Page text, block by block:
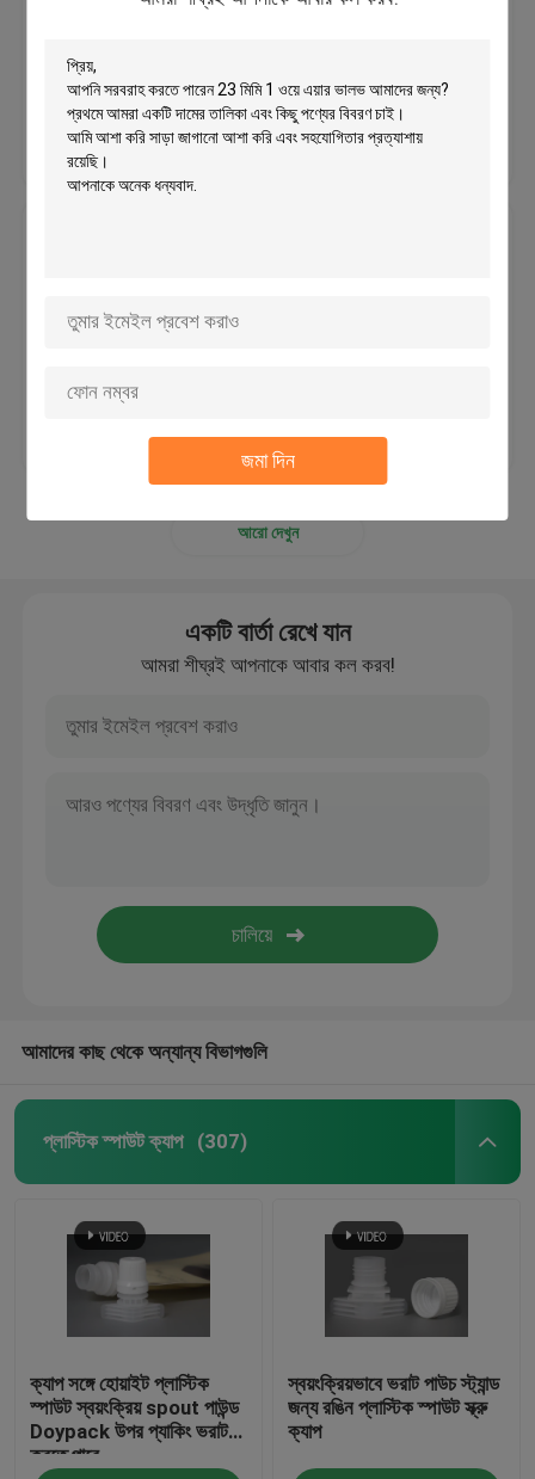
জমা দিন
অ্যালুমিনিয়াম ফয়েল ঢাকনা
এক উপায় ডেগাসিং ভালভ
তাত্ক্ষনিক কফি ক্যাপসুল
অন্যান্য প্লাস্টিক পণ্য
ভিজা উইপ ক্যাপ
মূল্য：0.019 - 0.027
ভালো দাম আমাদের সাথে যোগাযোগ
আরো দেখুন
একটি বার্তা রেখে যান
আমরা শীঘ্রই আপনাকে আবার কল করব!
আমাদের কাছ থেকে অন্যান্য বিভাগগুলি
প্লাস্টিক স্পাউট ক্যাপ (307)
ক্যাপ সঙ্গে হোয়াইট প্লাস্টিক
স্পাউট স্বয়ংক্রিয় spout পাউন্ড
Doypack উপর প্যাকিং ভরাট
করতে পারে
স্বয়ংক্রিয়ভাবে ভরাট পাউচ স্ট্যান্ড
জন্য রঙিন প্লাস্টিক স্পাউট স্ক্রু
ক্যাপ